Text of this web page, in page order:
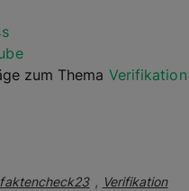
zum Thema Verifikation
faktencheck23 , Verifikation